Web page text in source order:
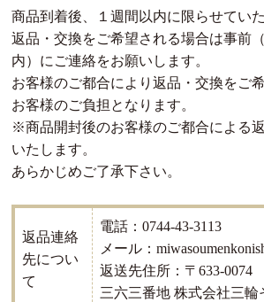
商品到着後、１週間以内に限らせていた
返品・交換をご希望される場合は事前
内）にご連絡をお願いします。
お客様のご都合により返品・交換をご
お客様のご負担となります。
※商品開封後のお客様のご都合による
いたします。
あらかじめご了承下さい。
返品連絡
先につい
て
電話：0744-43-3113
メール：
返送先住所：〒633-
三六三番地 株式会社三輪